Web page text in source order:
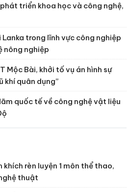
triển khoa học và công nghệ,
trong lĩnh vực công nghiệp
nông nghiệp
Mộc Bài, khởi tố vụ án hình sự
khí quân dụng”
quốc tế về công nghệ vật liệu
khích rèn luyện 1 môn thể thao,
thuật